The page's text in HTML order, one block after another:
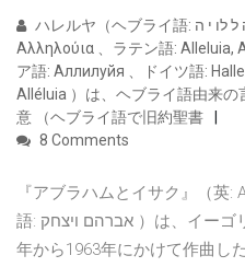
ハレルヤ（ヘブライ語: הללויה, ה ל לו י ה , ה ל לו י ה 、ギリシア語:
Αλληλούια 、ラテン語: Alleluia,
ア語: Аллилуйя 、ドイツ語:
Alléluia ）は、ヘブライ語由来
意 （ヘブライ語で旧約聖書
8 Comments
『アブラハムとイサク』（英
語: אברהם ויצחק ）は、イーゴリ・ストラヴィンスキーが1962
年から1963年にかけて作曲し